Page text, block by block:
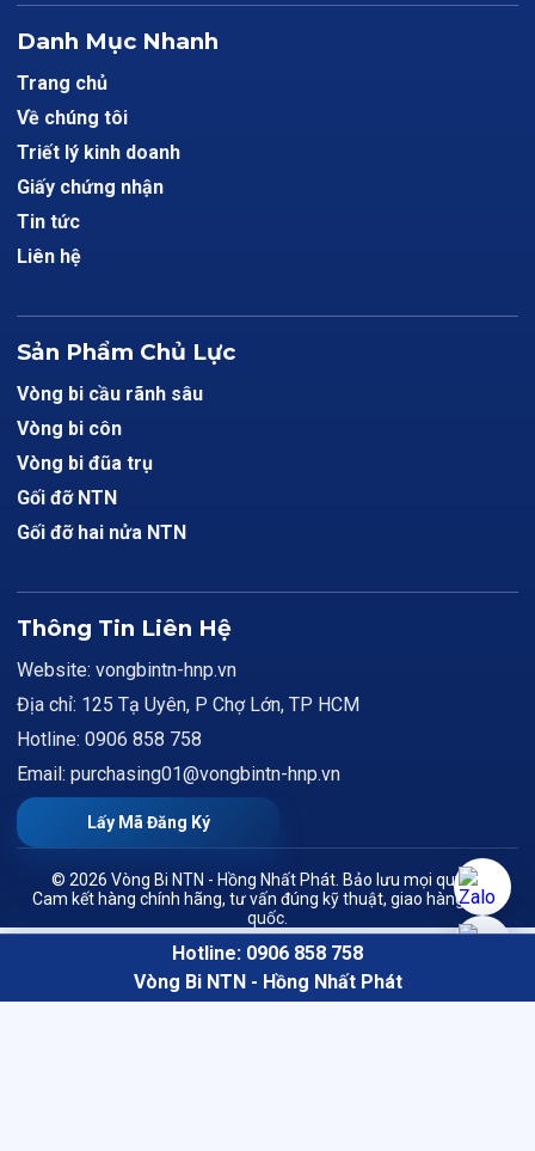
Hotline: 0906 858 758
Vòng Bi NTN - Hồng Nhất Phát
Danh Mục Nhanh
Trang chủ
Về chúng tôi
Triết lý kinh doanh
Giấy chứng nhận
Tin tức
Liên hệ
Sản Phẩm Chủ Lực
Vòng bi cầu rãnh sâu
Vòng bi côn
Vòng bi đũa trụ
Gối đỡ NTN
Gối đỡ hai nửa NTN
Thông Tin Liên Hệ
Website: vongbintn-hnp.vn
Địa chỉ: 125 Tạ Uyên, P Chợ Lớn, TP HCM
Hotline: 0906 858 758
Email: purchasing01@vongbintn-hnp.vn
Lấy Mã Đăng Ký
© 2026 Vòng Bi NTN - Hồng Nhất Phát. Bảo lưu mọi quyền.
Cam kết hàng chính hãng, tư vấn đúng kỹ thuật, giao hàng toàn
quốc.